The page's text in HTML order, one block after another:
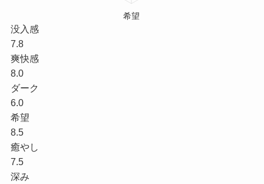
没入感
7.8
爽快感
8.0
ダーク
6.0
希望
8.5
癒やし
7.5
深み